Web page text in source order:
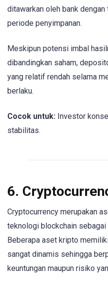
ditawarkan oleh bank
periode penyimpanan.
Meskipun potensi imbal
dibandingkan saham,
yang relatif rendah selama
berlaku.
Cocok untuk: Investor
stabilitas.
6.
Cryptocurrency merupakan
teknologi blockchain sebagai
Beberapa aset kripto
sangat dinamis sehingga
keuntungan maupun risiko